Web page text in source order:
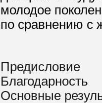
молодое
по сравнению с
Предисловие
Благодарность
Основные